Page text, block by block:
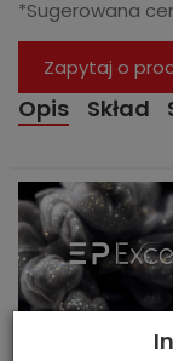
*Sugerowana
Zapytaj o
Opis Skład